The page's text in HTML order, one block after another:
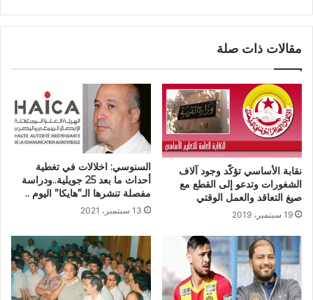
مقالات ذات صلة
نقابة الأساسي تؤكّد وجود آلاف
الشغورات وتدعو إلى القطع مع
صيغ التعاقد والعمل الوقتي
19 سبتمبر، 2019
السنوسي: اخلالات في تغطية
أحداث ما بعد 25 جويلية..ودراسة
مفصلة تنشرها الـ”هايكا” اليوم ..
13 سبتمبر، 2021